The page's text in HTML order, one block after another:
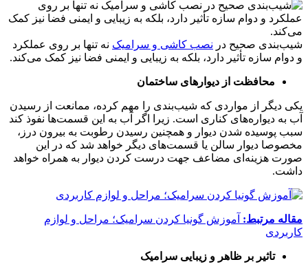
شیب‌بندی صحیح در نصب کاشی و سرامیک نه تنها بر روی عملکرد
و دوام سازه تأثیر دارد، بلکه به زیبایی و ایمنی فضا نیز کمک می‌کند.
محافظت از دیوارهای ساختمان
یکی دیگر از مواردی که شیب‌بندی را مهم کرده، ممانعت از رسیدن
آب به دیواره‌های کناری است. زیرا اگر آب به این قسمت‌ها نفوذ کند
سبب پوسیده شدن دیوار و همچنین رسیدن رطوبت به بیرون درز،
مخصوصا دیوار سالن یا قسمت‌های دیگر خواهد شد که در این
صورت هزینه‌ای مضاعف جهت درست کردن دیوار به همراه خواهد
داشت.
مقاله مرتبط: آموزش گونیا کردن سرامیک؛ مراحل و لوازم
کاربردی
تاثیر بر ظاهر و زیبایی سرامیک